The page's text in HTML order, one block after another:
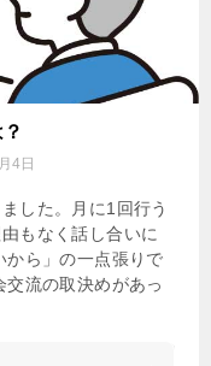
4日
した。月に1回行う
もなく話し合いに
から」の一点張りで
流の取決めがあっ